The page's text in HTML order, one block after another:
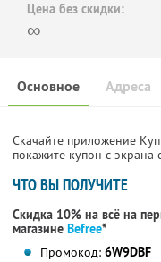
Цена без скидки:
∞
Основное Адреса
Скачайте приложение
покажите купон с
ЧТО ВЫ ПОЛУЧИТЕ
Скидка 10% на всё на
магазине Befree*
Промокод: 6W9DBF